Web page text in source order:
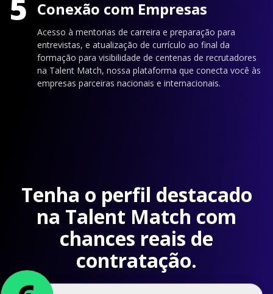
5 Conexão com Empresas
Acesso à mentorias de carreira e preparação para
entrevistas, e atualização de currículo ao final da
formação para visibilidade de centenas de recrutadores
na Talent Match, nossa plataforma que conecta você às
empresas parceiras nacionais e internacionais.
Tenha o perfil destacado
na Talent Match com
chances reais de
contratação.